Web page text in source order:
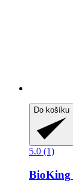
Do košíku
5.0 (1)
BioKing